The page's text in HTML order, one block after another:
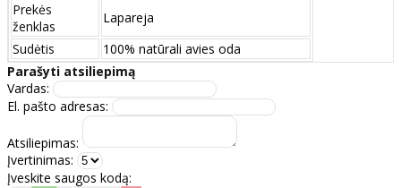
Prekės
ženklas
Lapareja
Sudėtis
100% natūrali avies oda
Parašyti atsiliepimą
Vardas:
El. pašto adresas:
Atsiliepimas:
Įvertinimas:
Įveskite saugos kodą: